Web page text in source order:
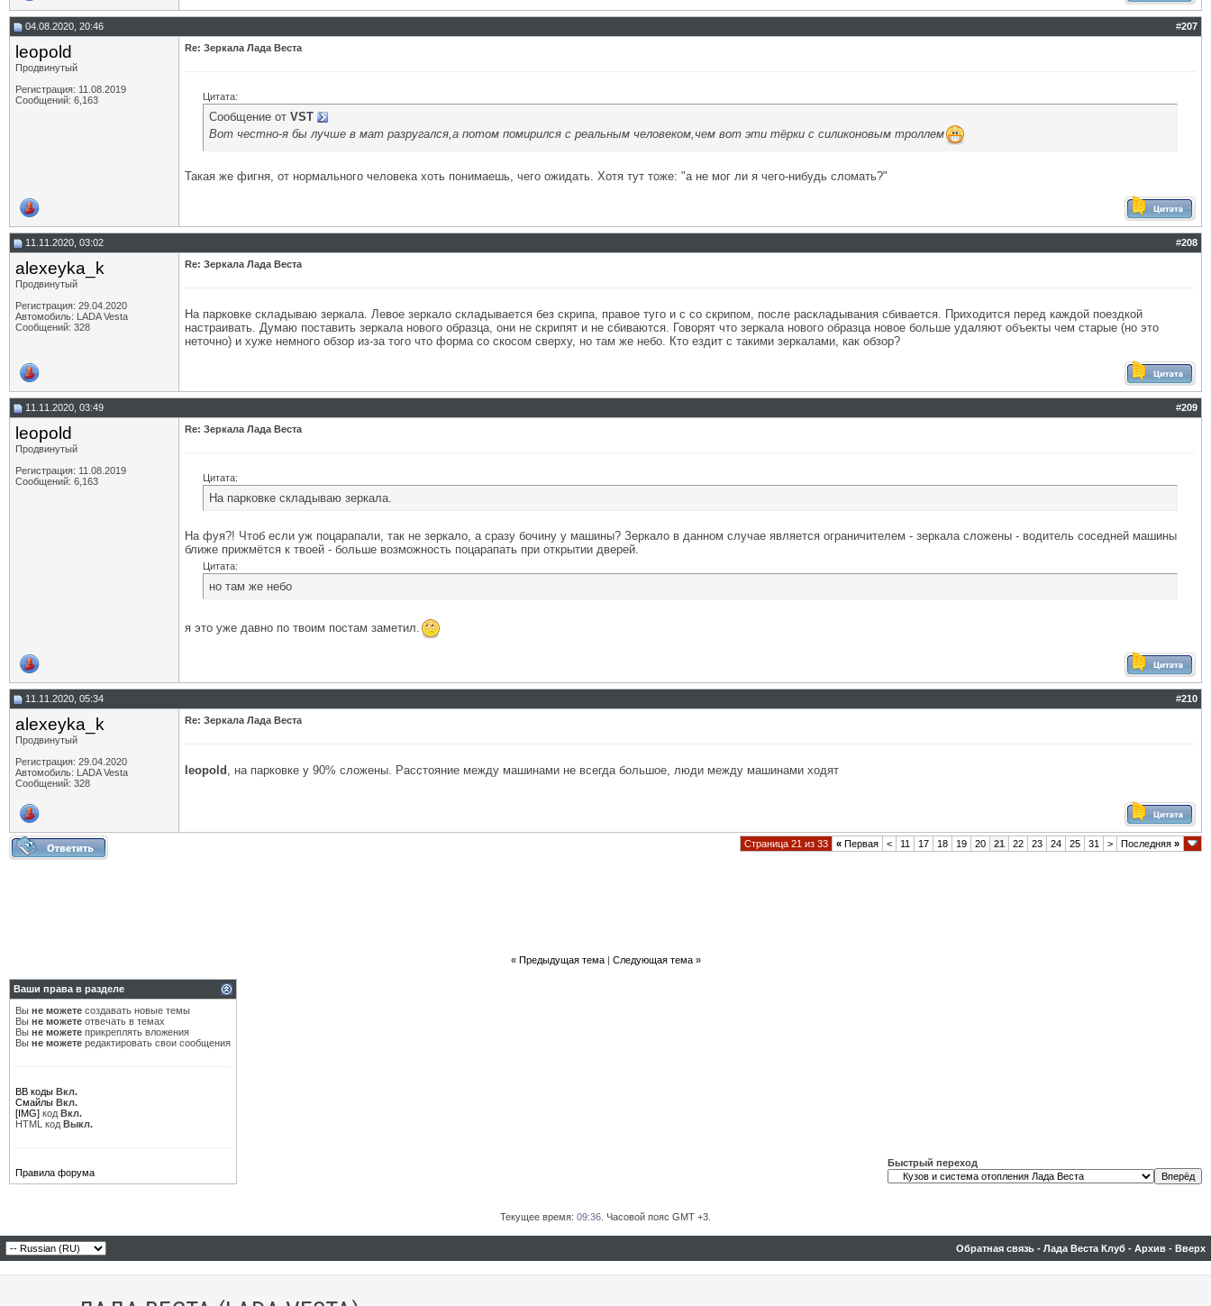
04.08.2020, 20:46 #207
leopold
Продвинутый
Регистрация: 11.08.2019
Сообщений: 6,163
Re: Зеркала Лада Веста
Цитата:
Сообщение от VST
Вот честно-я бы лучше в мат разругался,а потом помирился с реальным человеком,чем вот эти тёрки с силиконовым троллем
Такая же фигня, от нормального человека хоть понимаешь, чего ожидать. Хотя тут тоже: "а не мог ли я чего-нибудь сломать?"
11.11.2020, 03:02 #208
alexeyka_k
Продвинутый
Регистрация: 29.04.2020
Автомобиль: LADA Vesta
Сообщений: 328
Re: Зеркала Лада Веста
На парковке складываю зеркала. Левое зеркало складывается без скрипа, правое туго и с со скрипом, после раскладывания сбивается. Приходится перед каждой поездкой
настраивать. Думаю поставить зеркала нового образца, они не скрипят и не сбиваются. Говорят что зеркала нового образца новое больше удаляют объекты чем старые (но это
неточно) и хуже немного обзор из-за того что форма со скосом сверху, но там же небо. Кто ездит с такими зеркалами, как обзор?
11.11.2020, 03:49 #209
leopold
Продвинутый
Регистрация: 11.08.2019
Сообщений: 6,163
Re: Зеркала Лада Веста
Цитата:
На парковке складываю зеркала.
На фуя?! Чтоб если уж поцарапали, так не зеркало, а сразу бочину у машины? Зеркало в данном случае является ограничителем - зеркала сложены - водитель соседней машины
ближе прижмётся к твоей - больше возможность поцарапать при открытии дверей.
Цитата:
но там же небо
я это уже давно по твоим постам заметил.
11.11.2020, 05:34 #210
alexeyka_k
Продвинутый
Регистрация: 29.04.2020
Автомобиль: LADA Vesta
Сообщений: 328
Re: Зеркала Лада Веста
leopold , на парковке у 90% сложены. Расстояние между машинами не всегда большое, люди между машинами ходят
Страница 21 из 33 « Первая < 11 17 18 19 20 21 22 23 24 25 31 > Последняя »
« Предыдущая тема| Следующая тема »
Ваши права в разделе
Вы не можете создавать новые темы
Вы не можете отвечать в темах
Вы не можете прикреплять вложения
Вы не можете редактировать свои сообщения
BB коды Вкл.
Смайлы Вкл.
[IMG] код Вкл.
HTML код Выкл.
Правила форума
Быстрый переход
Текущее время: 09:36 . Часовой пояс GMT +3.
Обратная связь - Лада Веста Клуб - Архив - Вверх